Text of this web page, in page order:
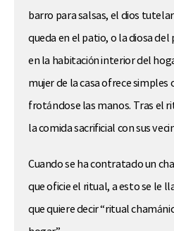
barro para salsas, el dios
queda en el patio, o la diosa
en la habitación interior del
mujer de la casa ofrece simples
frotándose las manos. Tras el
la comida sacrificial con sus
Cuando se ha contratado un
que oficie el ritual, a esto se le
que quiere decir “ritual